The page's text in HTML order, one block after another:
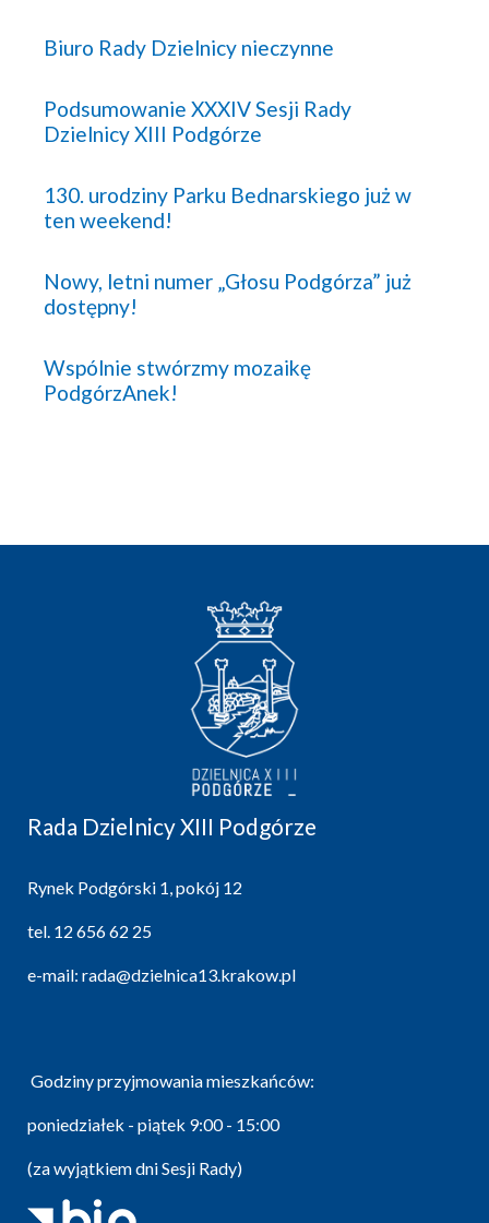
Biuro Rady Dzielnicy nieczynne
Podsumowanie XXXIV Sesji Rady
Dzielnicy XIII Podgórze
130. urodziny Parku Bednarskiego już w
ten weekend!
Nowy, letni numer „Głosu Podgórza” już
dostępny!
Wspólnie stwórzmy mozaikę
PodgórzAnek!
Rada Dzielnicy XIII Podgórze
Rynek Podgórski 1, pokój 12
tel. 12 656 62 25
e-mail: rada@dzielnica13.krakow.pl
Godziny przyjmowania mieszkańców:
poniedziałek - piątek 9:00 - 15:00
(za wyjątkiem dni Sesji Rady)